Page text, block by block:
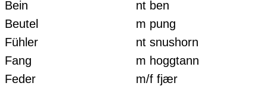
Bein
nt ben
Beutel
m pung
Fühler
nt snushorn
Fang
m hoggtann
Feder
m/f fjær